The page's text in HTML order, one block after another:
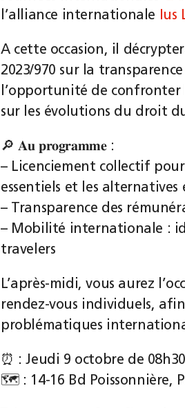
l’alliance internationale Ius
A cette occasion, il
2023/970 sur la
l’opportunité de confronter
sur les évolutions du droit
🔎 𝐀𝐮 𝐩𝐫𝐨𝐠𝐫𝐚𝐦𝐦𝐞 :
– Licenciement collectif
essentiels et les
– Transparence des
– Mobilité internationale :
travelers
L’après-midi, vous aurez
rendez-vous individuels,
problématiques
⏰ : Jeudi 9 octobre de
🗺️ : 14-16 Bd Poissonnière,